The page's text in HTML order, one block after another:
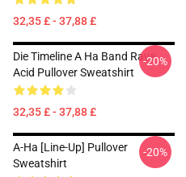
32,35 £ - 37,88 £
Die Timeline A Ha Band Rave
Acid Pullover Sweatshirt
32,35 £ - 37,88 £
-20%
A-Ha [line-Up] Pullover
Sweatshirt
-20%